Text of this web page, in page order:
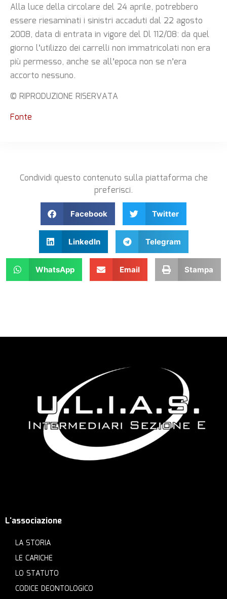
Alla luce della circolare del 24 aprile, potrebbero
essere riesaminati i sinistri accaduti dal 22 agosto
2008, data di entrata in vigore del Dl 112/08: da quel
giorno l’utilizzo dei carrelli non immatricolati non era
più permesso, anche se all’epoca non se n’era
accorto nessuno.
© RIPRODUZIONE RISERVATA
Fonte
Condividi questo contenuto sulla piattaforma che
preferisci.
Facebook Twitter
LinkedIn Telegram
WhatsApp Email Stampa
L'associazione
LA STORIA
LE CARICHE
LO STATUTO
CODICE DEONTOLOGICO